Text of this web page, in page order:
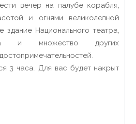
вечер на палубе корабля,
и огнями великолепной
здание Национального театра,
и множество других
3 часа. Для вас будет накрыт